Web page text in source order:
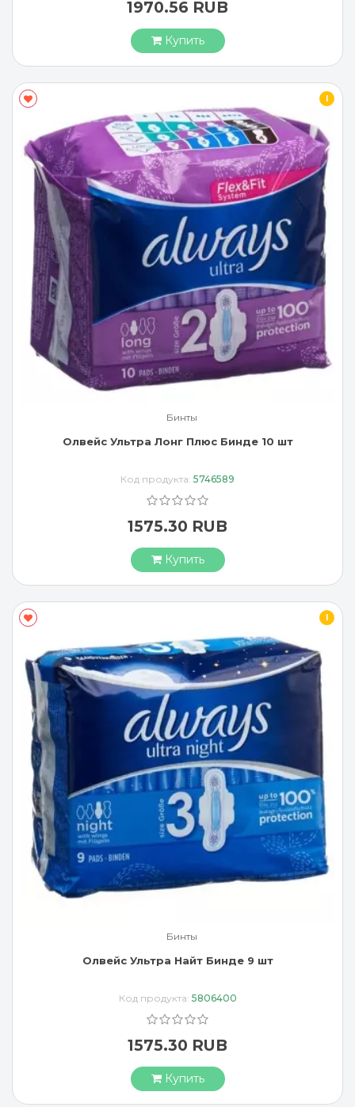
1970.56 RUB
Купить
I
Бинты
Олвейс Ультра Лонг Плюс Бинде 10 шт
Код продукта: 5746589
1575.30 RUB
Купить
I
Бинты
Олвейс Ультра Найт Бинде 9 шт
Код продукта: 5806400
1575.30 RUB
Купить